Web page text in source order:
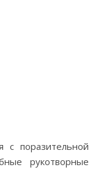
с поразительной
рукотворные